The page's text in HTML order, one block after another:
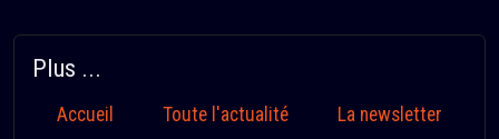
Plus ...
Accueil Toute l'actualité La newsletter